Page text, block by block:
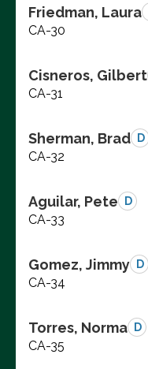
Friedman, Laura
CA-30
Cisneros, Gilbert
CA-31
Sherman, Brad D
CA-32
Aguilar, Pete D
CA-33
Gomez, Jimmy D
CA-34
Torres, Norma D
CA-35